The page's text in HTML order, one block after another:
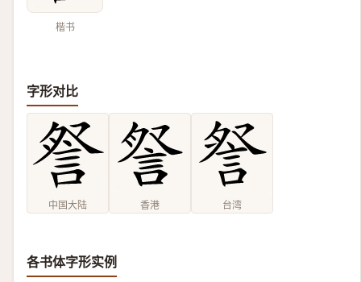
楷书
字形对比
中国大陆 香港 台湾
各书体字形实例